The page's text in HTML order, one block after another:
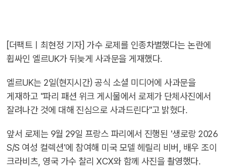
[더팩트ㅣ최현정 기자] 가수 로제를 인종차별했다는 논란에
휩싸인 엘르UK가 뒤늦게 사과문을 게재했다.
엘르UK는 2일(현지시간) 공식 소셜 미디어에 사과문을
게재하고 "파리 패션 위크 게시물에서 로제가 단체사진에서
잘려나간 것에 대해 진심으로 사과드린다"고 밝혔다.
앞서 로제는 9월 29일 프랑스 파리에서 진행된 '생로랑 2026
S/S 여성 컬렉션'에 참여해 미국 모델 헤릴리 비버, 배우 조이
크라비츠, 영국 가수 찰리 XCX와 함께 사진을 촬영했다.